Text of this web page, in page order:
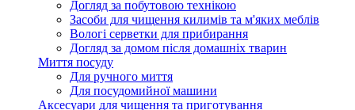
Догляд за побутовою технікою
Засоби для чищення килимів та м'яких меблів
Вологі серветки для прибирання
Догляд за домом після домашніх тварин
Миття посуду
Для ручного миття
Для посудомийної машини
Аксесуари для чищення та приготування